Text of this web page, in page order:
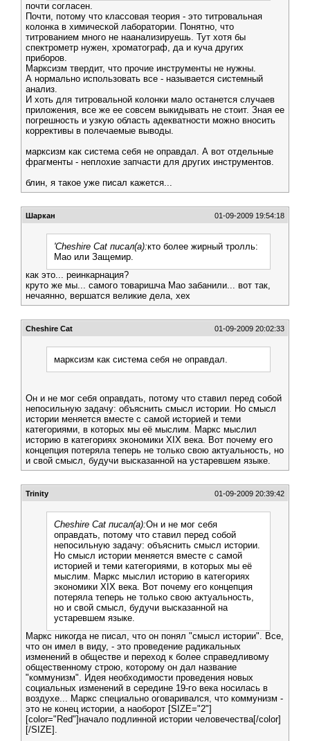
почти согласен.
Почти, потому что классовая теория - это титровальная
колонка в химической лаборатории. Понятно, что
титрованием много не наанализируешь. Тут хотя бы
спектрометр нужен, хроматограф, да и куча других
приборов.
Марксизм твердит, что прочие инструменты не нужны.
А нормально использовать все - называется системный
анализ.
И хоть для титровальной колонки мало останется случаев
приложения, все же ее совсем выкидывать не стоит. Зная ее
погрешность и узкую область адекватности можно вносить
коррективы в полечаемые выводы.
марксизм как система себя не оправдал. А вот отдельные
фрагменты - неплохие запчасти для других инструментов.
блин, я такое уже писал кажется...
Шаркан 01-09-2009 19:54:18
'Cheshire Cat писал(а):кто более жирный тролль:
Мао или Защемир.
как это... реинкарнация?
круто же мы... самого товаришча Мао забанили... вот так,
нечаянно, вершатся великие дела, хех
Cheshire Cat 01-09-2009 20:02:33
марксизм как система себя не оправдал.
Он и не мог себя оправдать, потому что ставил перед собой
непосильную задачу: объяснить смысл истории. Но смысл
истории меняется вместе с самой историей и теми
категориями, в которых мы её мыслим. Маркс мыслил
историю в категориях экономики XIX века. Вот почему его
концепция потеряла теперь не только свою актуальность, но
и свой смысл, будучи высказанной на устаревшем языке.
Trinity 01-09-2009 20:39:42
Cheshire Cat писал(а):Он и не мог себя
оправдать, потому что ставил перед собой
непосильную задачу: объяснить смысл истории.
Но смысл истории меняется вместе с самой
историей и теми категориями, в которых мы её
мыслим. Маркс мыслил историю в категориях
экономики XIX века. Вот почему его концепция
потеряла теперь не только свою актуальность,
но и свой смысл, будучи высказанной на
устаревшем языке.
Маркс никогда не писал, что он понял "смысл истории". Все,
что он имел в виду, - это проведение радикальных
изменений в обществе и переход к более справедливому
общественному строю, которому он дал название
"коммунизм". Идея необходимости проведения новых
социальных изменений в середине 19-го века носилась в
воздухе... Маркс специально оговаривался, что коммунизм -
это не конец истории, а наоборот [SIZE="2"]
[color="Red"]начало подлинной истории человечества[/color]
[/SIZE].